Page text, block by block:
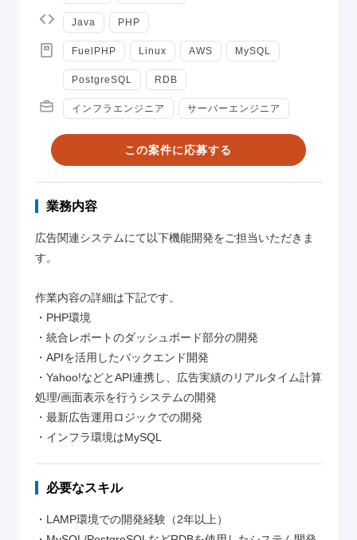
言語
Java PHP
スキル
FuelPHP Linux AWS MySQL
PostgreSQL RDB
職種
インフラエンジニア サーバーエンジニア
この案件に応募する
業務内容
広告関連システムにて以下機能開発をご担当いただきま
す。
作業内容の詳細は下記です。
・PHP環境
・統合レポートのダッシュボード部分の開発
・APIを活用したバックエンド開発
・Yahoo!などとAPI連携し、広告実績のリアルタイム計算
処理/画面表示を行うシステムの開発
・最新広告運用ロジックでの開発
・インフラ環境はMySQL
必要なスキル
・LAMP環境での開発経験（2年以上）